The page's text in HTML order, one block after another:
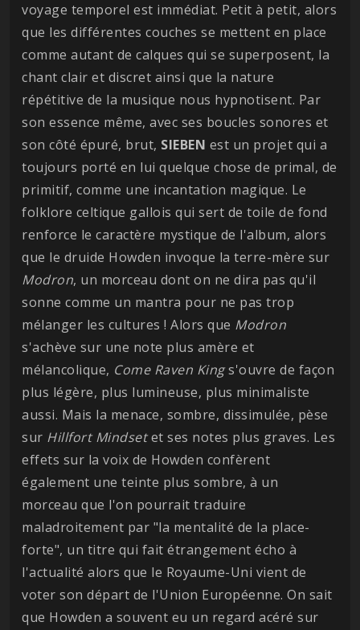
voyage temporel est immédiat. Petit à petit, alors
que les différentes couches se mettent en place
comme autant de calques qui se superposent, la
chant clair et discret ainsi que la nature
répétitive de la musique nous hypnotisent. Par
son essence même, avec ses boucles sonores et
son côté épuré, brut, SIEBEN est un projet qui a
toujours porté en lui quelque chose de primal, de
primitif, comme une incantation magique. Le
folklore celtique gallois qui sert de toile de fond
renforce le caractère mystique de l'album, alors
que le druide Howden invoque la terre-mère sur
Modron, un morceau dont on ne dira pas qu'il
sonne comme un mantra pour ne pas trop
mélanger les cultures ! Alors que Modron
s'achève sur une note plus amère et
mélancolique, Come Raven Kings'ouvre de façon
plus légère, plus lumineuse, plus minimaliste
aussi. Mais la menace, sombre, dissimulée, pèse
sur Hillfort Mindsetet ses notes plus graves. Les
effets sur la voix de Howden confèrent
également une teinte plus sombre, à un
morceau que l'on pourrait traduire
maladroitement par "la mentalité de la place-
forte", un titre qui fait étrangement écho à
l'actualité alors que le Royaume-Uni vient de
voter son départ de l'Union Européenne. On sait
que Howden a souvent eu un regard acéré sur